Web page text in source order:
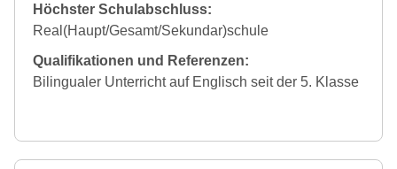
Höchster Schulabschluss:
Real(Haupt/Gesamt/Sekundar)schule
Qualifikationen und Referenzen:
Bilingualer Unterricht auf Englisch seit der 5. Klasse